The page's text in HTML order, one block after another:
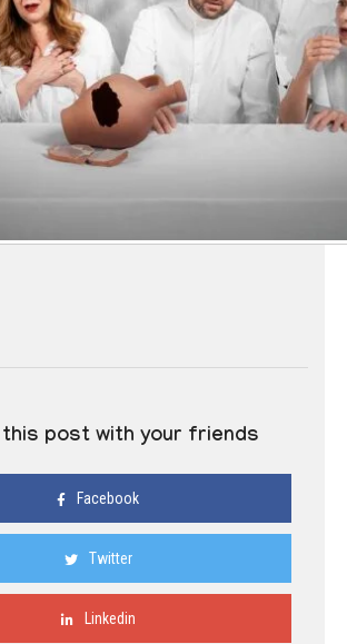
post with your friends
Facebook
Twitter
Linkedin